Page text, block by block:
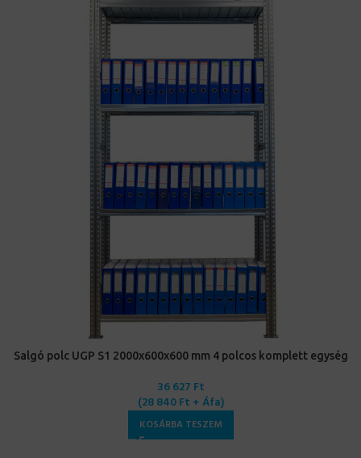
Salgó polc UGP S1 2000x600x600 mm 4 polcos komplett egység
36 627 Ft
(28 840Ft + Áfa)
KOSÁRBA TESZEM